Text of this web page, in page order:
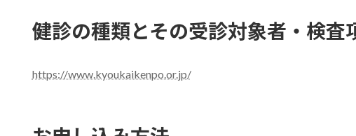
健診の種類とその受診対象者・検査
https://www.kyoukaikenpo.or.jp/